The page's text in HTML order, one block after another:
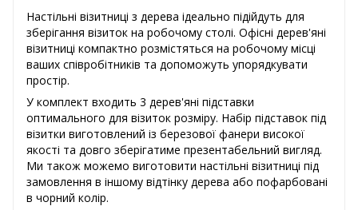
Настільні візитниці з дерева ідеально підійдуть для
зберігання візиток на робочому столі. Офісні дерев'яні
візитниці компактно розмістяться на робочому місці
ваших співробітників та допоможуть упорядкувати
простір.
У комплект входить 3 дерев'яні підставки
оптимального для візиток розміру. Набір підставок під
візитки виготовлений із березової фанери високої
якості та довго зберігатиме презентабельний вигляд.
Ми також можемо виготовити настільні візитниці під
замовлення в іншому відтінку дерева або пофарбовані
в чорний колір.